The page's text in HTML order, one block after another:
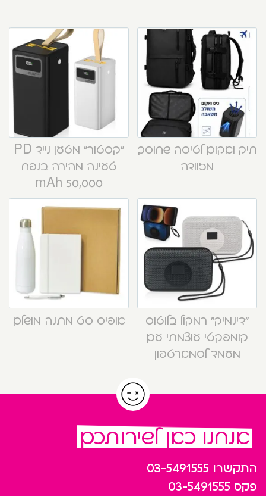
תיק ואקום לטיסה שחוסך
מזוודה
“קסטור” מטען נייד PD
טעינה מהירה בנפח
50,000 mAh
“דינמיק” רמקול בלוטוס
קומפקטי עוצמתי עם
מעמד לסמארטפון
אופיס סט מתנה מושלם
אנחנו כאן לשירותכם
התקשרו 03-5491555
פקס 03-5491555